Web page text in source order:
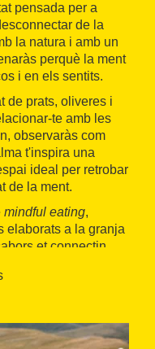
pensada per a
de la
la natura i amb un
perquè la ment
i en els sentits.
de prats, oliveres i
te amb les
observaràs com
t'inspira una
ideal per retrobar
de la ment.
mindful eating,
elaborats a la granja
et connectin
tot moment. Viuràs
respiració, silenci,